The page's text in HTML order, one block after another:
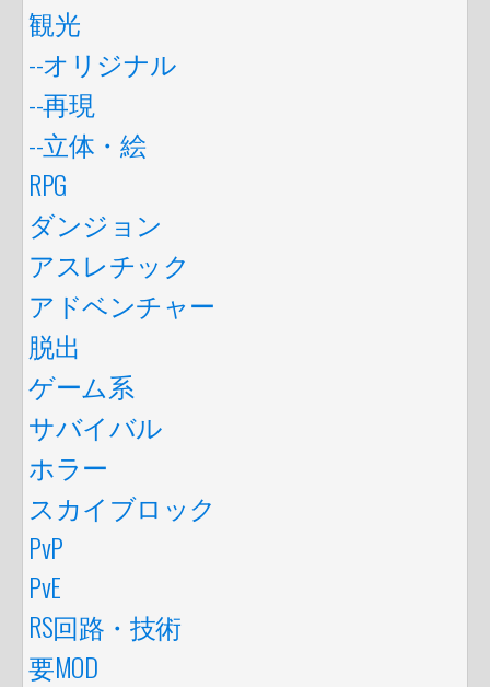
観光
--オリジナル
--再現
--立体・絵
RPG
ダンジョン
アスレチック
アドベンチャー
脱出
ゲーム系
サバイバル
ホラー
スカイブロック
PvP
PvE
RS回路・技術
要MOD